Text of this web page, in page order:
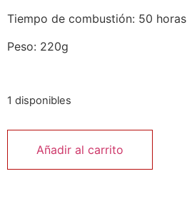
Tiempo de combustión: 50 horas
Peso: 220g
1 disponibles
Añadir al carrito